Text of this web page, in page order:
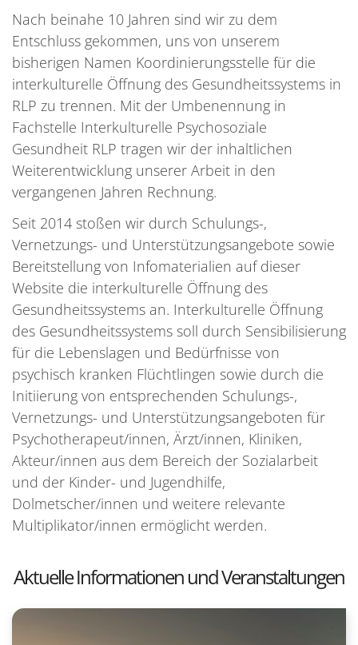
Nach beinahe 10 Jahren sind wir zu dem
Entschluss gekommen, uns von unserem
bisherigen Namen Koordinierungsstelle für die
interkulturelle Öffnung des Gesundheitssystems in
RLP zu trennen. Mit der Umbenennung in
Fachstelle Interkulturelle Psychosoziale
Gesundheit RLP tragen wir der inhaltlichen
Weiterentwicklung unserer Arbeit in den
vergangenen Jahren Rechnung.
Seit 2014 stoßen wir durch Schulungs-,
Vernetzungs- und Unterstützungsangebote sowie
Bereitstellung von Infomaterialien auf dieser
Website die interkulturelle Öffnung des
Gesundheitssystems an. Interkulturelle Öffnung
des Gesundheitssystems soll durch Sensibilisierung
für die Lebenslagen und Bedürfnisse von
psychisch kranken Flüchtlingen sowie durch die
Initiierung von entsprechenden Schulungs-,
Vernetzungs- und Unterstützungsangeboten für
Psychotherapeut/innen, Ärzt/innen, Kliniken,
Akteur/innen aus dem Bereich der Sozialarbeit
und der Kinder- und Jugendhilfe,
Dolmetscher/innen und weitere relevante
Multiplikator/innen ermöglicht werden.
Aktuelle Informationen und Veranstaltungen